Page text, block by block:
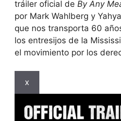
tráiler oficial de By Any
por Mark Wahlberg y
que nos transporta 60
los entresijos de la
el movimiento por los
x